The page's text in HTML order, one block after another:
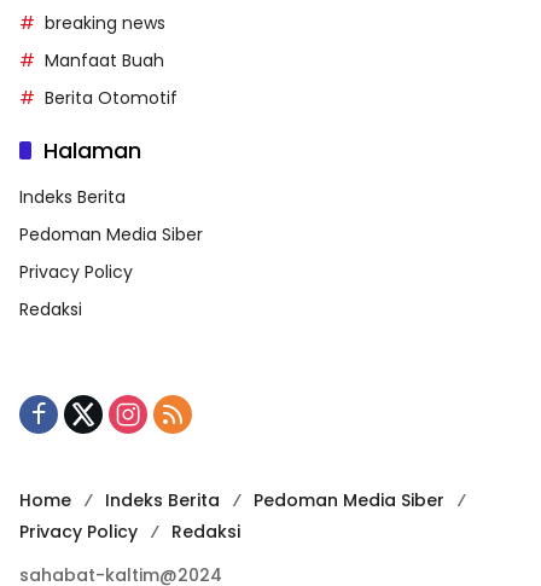
breaking news
Manfaat Buah
Berita Otomotif
Halaman
Indeks Berita
Pedoman Media Siber
Privacy Policy
Redaksi
Home Indeks Berita
Pedoman Media Siber
Privacy Policy
Redaksi
sahabat-kaltim@2024